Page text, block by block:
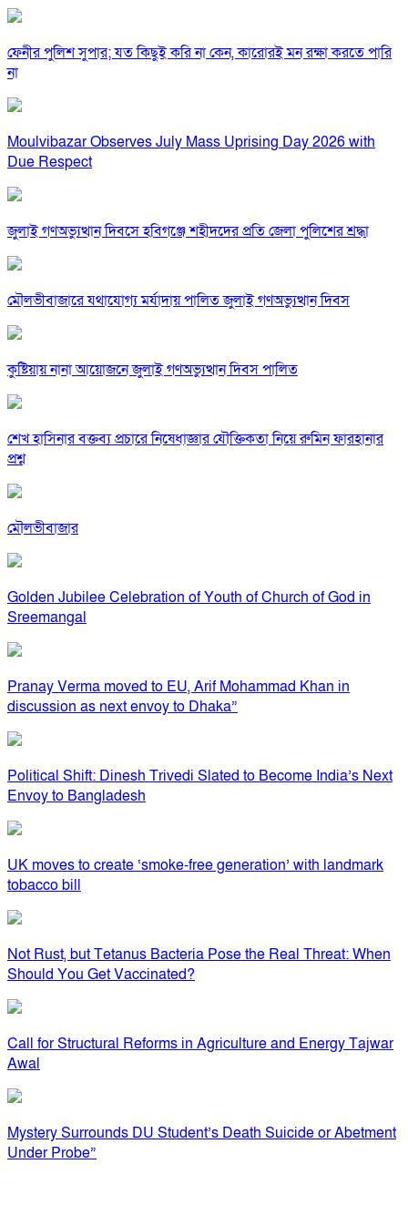
ফেনীর পুলিশ সুপার; যত কিছুই করি না কেন, কারোরই মন রক্ষা করতে পারি
না
Moulvibazar Observes July Mass Uprising Day 2026 with
Due Respect
জুলাই গণঅভ্যুত্থান দিবসে হবিগঞ্জে শহীদদের প্রতি জেলা পুলিশের শ্রদ্ধা
মৌলভীবাজারে যথাযোগ্য মর্যাদায় পালিত জুলাই গণঅভ্যুত্থান দিবস
কুষ্টিয়ায় নানা আয়োজনে জুলাই গণঅভ্যুত্থান দিবস পালিত
শেখ হাসিনার বক্তব্য প্রচারে নিষেধাজ্ঞার যৌক্তিকতা নিয়ে রুমিন ফারহানার
প্রশ্ন
মৌলভীবাজার
Golden Jubilee Celebration of Youth of Church of God in
Sreemangal
Pranay Verma moved to EU, Arif Mohammad Khan in
discussion as next envoy to Dhaka”
Political Shift: Dinesh Trivedi Slated to Become India’s Next
Envoy to Bangladesh
UK moves to create ‘smoke-free generation’ with landmark
tobacco bill
Not Rust, but Tetanus Bacteria Pose the Real Threat: When
Should You Get Vaccinated?
Call for Structural Reforms in Agriculture and Energy Tajwar
Awal
Mystery Surrounds DU Student’s Death Suicide or Abetment
Under Probe”